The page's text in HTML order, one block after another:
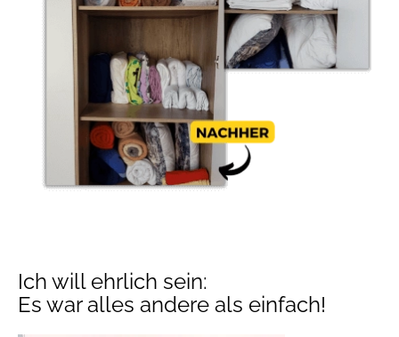
Ich will ehrlich sein:
Es war alles andere als einfach!